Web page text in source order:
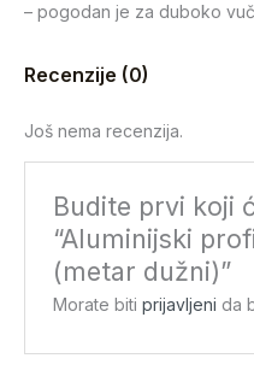
– pogodan je za duboko
Recenzije (0)
Još nema recenzija.
Budite prvi koji
“Aluminijski
(metar dužni)”
Morate bitiprijavljeni da